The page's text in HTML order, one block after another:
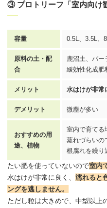
③ プロトリーフ「室内向け
容量 0.5L、3.5L、
原料の土・配
合
鹿沼土、パー
緩効性化成肥
メリット 水はけが非常
デメリット 微塵が多い
おすすめの用
途、植物
室内で育てる
蒸れづらいの
根腐れを繰り
たい肥を使っていないので室内
水はけが非常に良く、 濡れると
ングを逃しません。
ただし粒は大きめで、中型以上